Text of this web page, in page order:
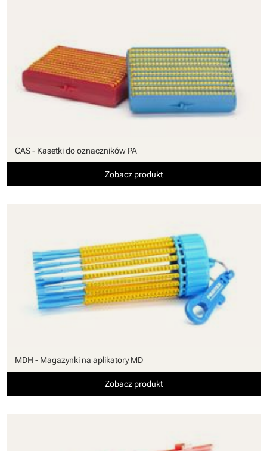
CAS - Kasetki do oznaczników PA
Zobacz produkt
MDH - Magazynki na aplikatory MD
Zobacz produkt